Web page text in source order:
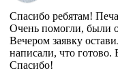
Спасибо ребятам!
Очень помогли, были
Вечером заявку
написали, что готово.
Спасибо!